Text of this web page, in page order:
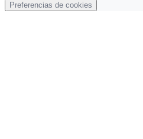
Preferencias de cookies